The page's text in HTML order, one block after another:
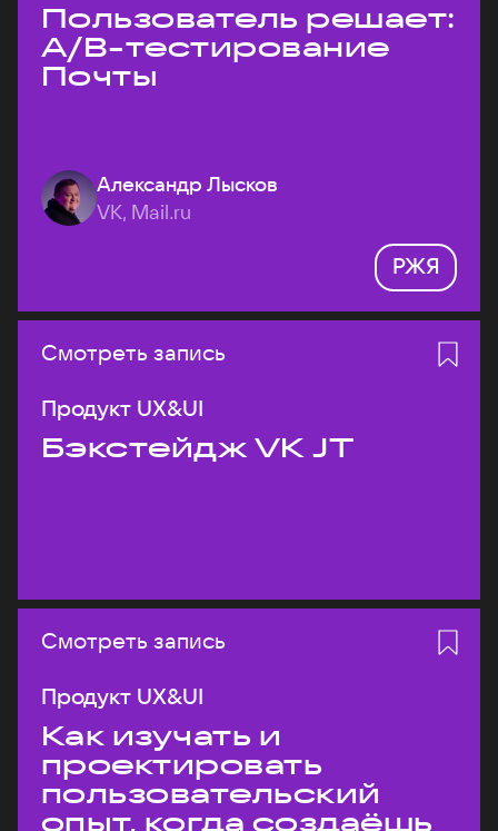
Пользователь решает:
A/B-тестирование
Почты
Александр Лысков
VK, Mail.ru
РЖЯ
Смотреть запись
Продукт UX&UI
Бэкстейдж VK JT
Смотреть запись
Продукт UX&UI
Как изучать и
проектировать
пользовательский
опыт, когда создаёшь